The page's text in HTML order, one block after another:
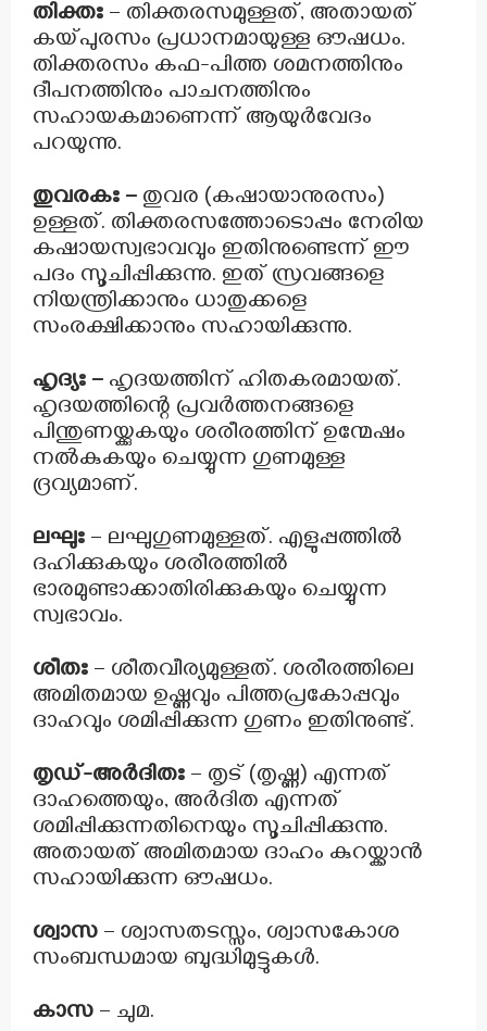
തിക്തഃ – തിക്തരസമുള്ളത്, അതായത്
കയ്പുരസം പ്രധാനമായുള്ള ഔഷധം.
തിക്തരസം കഫ-പിത്ത ശമനത്തിനും
ദീപനത്തിനും പാചനത്തിനും
സഹായകമാണെന്ന് ആയുർവേദം
പറയുന്നു.
തുവരകഃ – തുവര (കഷായാനുരസം)
ഉള്ളത്. തിക്തരസത്തോടൊപ്പം നേരിയ
കഷായസ്വഭാവവും ഇതിനുണ്ടെന്ന് ഈ
പദം സൂചിപ്പിക്കുന്നു. ഇത് സ്രവങ്ങളെ
നിയന്ത്രിക്കാനും ധാതുക്കളെ
സംരക്ഷിക്കാനും സഹായിക്കുന്നു.
ഹൃദ്യഃ – ഹൃദയത്തിന് ഹിതകരമായത്.
ഹൃദയത്തിന്റെ പ്രവർത്തനങ്ങളെ
പിന്തുണയ്ക്കുകയും ശരീരത്തിന് ഉന്മേഷം
നൽകുകയും ചെയ്യുന്ന ഗുണമുള്ള
ദ്രവ്യമാണ്.
ലഘുഃ – ലഘുഗുണമുള്ളത്. എളുപ്പത്തിൽ
ദഹിക്കുകയും ശരീരത്തിൽ
ഭാരമുണ്ടാക്കാതിരിക്കുകയും ചെയ്യുന്ന
സ്വഭാവം.
ശീതഃ – ശീതവീര്യമുള്ളത്. ശരീരത്തിലെ
അമിതമായ ഉഷ്ണവും പിത്തപ്രകോപ്പവും
ദാഹവും ശമിപ്പിക്കുന്ന ഗുണം ഇതിനുണ്ട്.
തൃഡ്-അർദിതഃ – തൃട് (തൃഷ്ണ) എന്നത്
ദാഹത്തെയും, അർദിത എന്നത്
ശമിപ്പിക്കുന്നതിനെയും സൂചിപ്പിക്കുന്നു.
അതായത് അമിതമായ ദാഹം കുറയ്ക്കാൻ
സഹായിക്കുന്ന ഔഷധം.
ശ്വാസ – ശ്വാസതടസ്സം, ശ്വാസകോശ
സംബന്ധമായ ബുദ്ധിമുട്ടുകൾ.
കാസ – ചുമ.